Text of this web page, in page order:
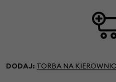
DODAJ: TORBA NA